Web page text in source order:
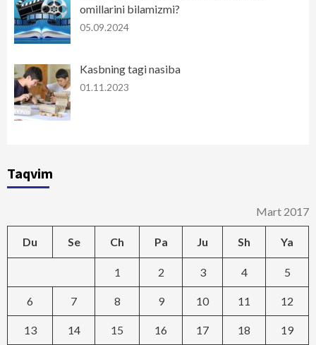
omillarini bilamizmi?
05.09.2024
Kasbning tagi nasiba
01.11.2023
Taqvim
Mart 2017
Du Se Ch Pa Ju Sh Ya
1 2 3 4 5
6 7 8 9 10 11 12
13 14 15 16 17 18 19